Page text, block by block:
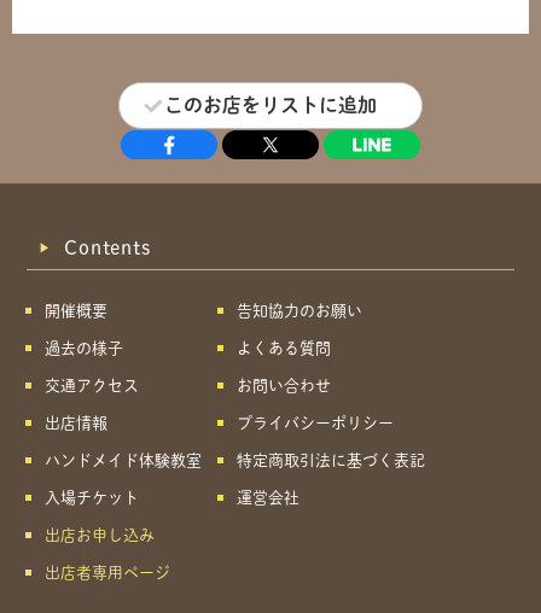
このお店をリストに追加
Contents
開催概要
過去の様子
交通アクセス
出店情報
ハンドメイド体験教室
入場チケット
出店お申し込み
出店者専用ページ
告知協力のお願い
よくある質問
お問い合わせ
プライバシーポリシー
特定商取引法に基づく表記
運営会社